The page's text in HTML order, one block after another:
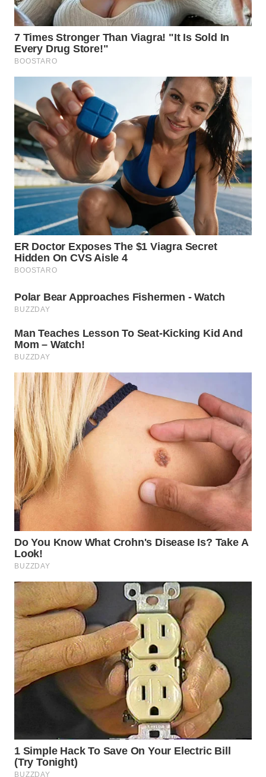
WN
SIMALUNGUN
WN
LABUHANBATU
TAPANULI
TENGAH
WN DELI
SERDANG
WN
TEBING
WN
PAKPAK
WN
KARAWANG
WN
BEKASI
WN
BOGOR
WN
DEPOK
WN
TAPANULI
UTARA
WN
PADANG
LAWAS
WN
SUMEDANG
WN
CIANJUR
SERIBU
WN